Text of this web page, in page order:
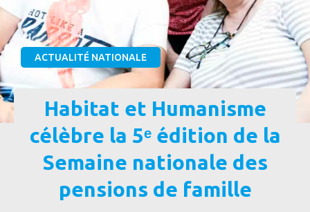
ACTUALITÉ NATIONALE
Habitat et Humanisme
célèbre la 5ᵉ édition de la
Semaine nationale des
pensions de famille